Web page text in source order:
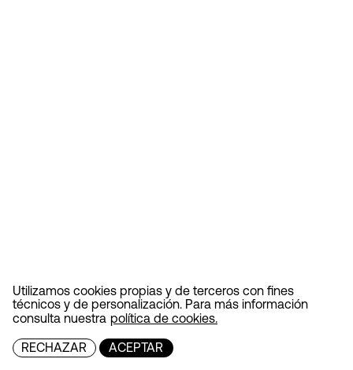
Utilizamos cookies propias y de terceros con fines
técnicos y de personalización. Para más información
consulta nuestra política de cookies.
RECHAZAR ACEPTAR